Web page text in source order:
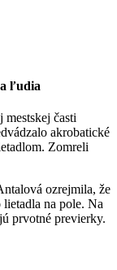
ľudia
časti
akrobatické
Zomreli
ozrejmila, že
na pole. Na
prvotné previerky.